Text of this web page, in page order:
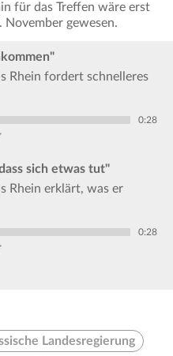
für das Treffen wäre erst
November gewesen.
Rhein fordert schnelleres
0:28
sich etwas tut"
Rhein erklärt, was er
0:28
Landesregierung